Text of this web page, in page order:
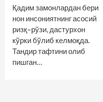
Қадим замонлардан бери
нон инсониятнинг асосий
ризқ–рўзи, дастурхон
кўрки бўлиб келмоқда.
Тандир тафтини олиб
пишган…